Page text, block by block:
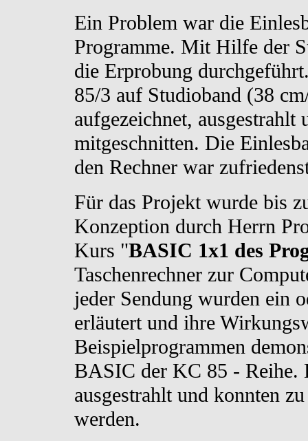
Ein Problem war die
Programme. Mit Hilfe der
die Erprobung
85/3 auf Studioband (38
aufgezeichnet, ausgestrahlt
mitgeschnitten. Die
den Rechner war
Für das Projekt wurde bis
Konzeption durch Herrn
Kurs "BASIC 1x1 des
Taschenrechner zur
jeder Sendung wurden ein
erläutert und ihre
Beispielprogrammen
BASIC der KC 85 - Reihe.
ausgestrahlt und konnten
werden.